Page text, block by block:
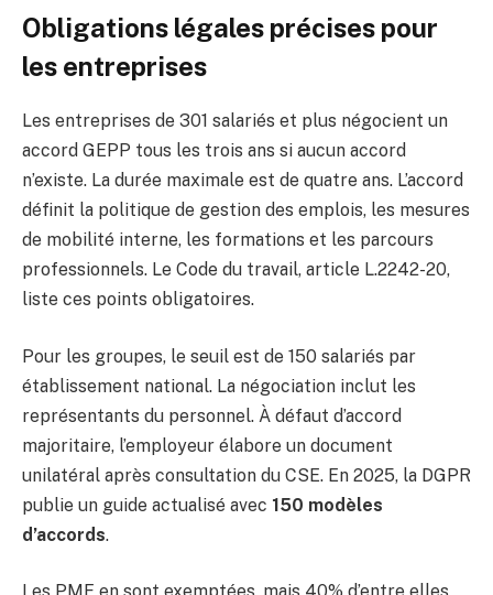
Obligations légales précises pour
les entreprises
Les entreprises de 301 salariés et plus négocient un
accord GEPP tous les trois ans si aucun accord
n’existe. La durée maximale est de quatre ans. L’accord
définit la politique de gestion des emplois, les mesures
de mobilité interne, les formations et les parcours
professionnels. Le Code du travail, article L.2242-20,
liste ces points obligatoires.
Pour les groupes, le seuil est de 150 salariés par
établissement national. La négociation inclut les
représentants du personnel. À défaut d’accord
majoritaire, l’employeur élabore un document
unilatéral après consultation du CSE. En 2025, la DGPR
publie un guide actualisé avec 150 modèles
d’accords.